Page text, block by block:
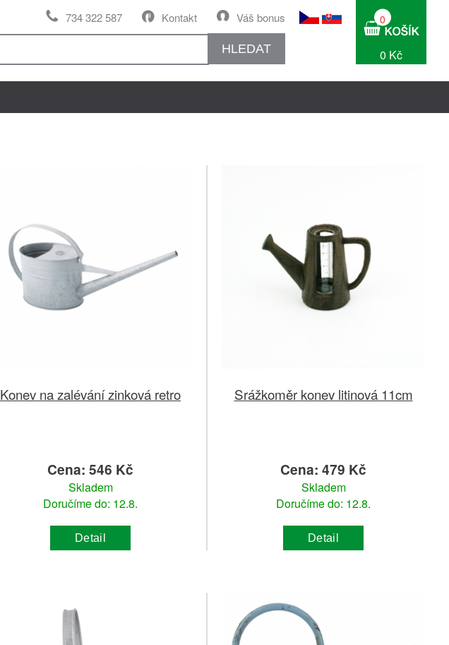
Váš bonus
Kontakt
734 322 587
HLEDAT
0
0 Kč
Konev na zalévání zinková retro
Cena: 546 Kč
Skladem
Doručíme do: 12.8.
Detail
Srážkoměr konev litinová 11cm
Cena: 479 Kč
Skladem
Doručíme do: 12.8.
Detail